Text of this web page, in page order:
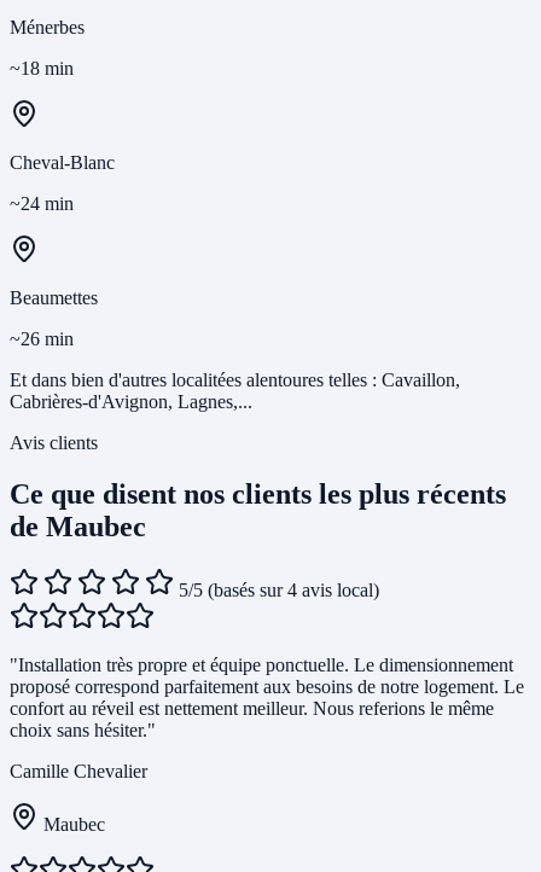
Ménerbes
~18 min
Cheval-Blanc
~24 min
Beaumettes
~26 min
Et dans bien d'autres localitées alentoures telles : Cavaillon,
Cabrières-d'Avignon, Lagnes,...
Avis clients
Ce que disent nos clients les plus récents
de Maubec
5/5 (basés sur 4 avis local)
"Installation très propre et équipe ponctuelle. Le dimensionnement
proposé correspond parfaitement aux besoins de notre logement. Le
confort au réveil est nettement meilleur. Nous referions le même
choix sans hésiter."
Camille Chevalier
Maubec